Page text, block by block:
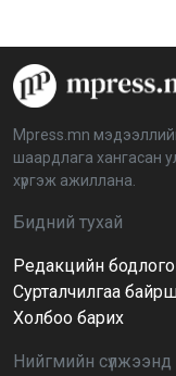
аймагт
BTS-
нөхөн
Mpress.mn мэдээллийн
шаардлага хангасан
хүргэж ажиллана.
Бидний тухай
Редакцийн бодлого
Сурталчилгаа
Холбоо барих
Нийгмийн сүлжээнд